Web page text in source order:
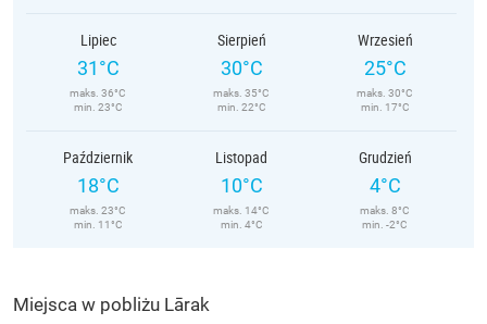
Lipiec
31°C
maks. 36°C
min. 23°C
Sierpień
30°C
maks. 35°C
min. 22°C
Wrzesień
25°C
maks. 30°C
min. 17°C
Październik
18°C
maks. 23°C
min. 11°C
Listopad
10°C
maks. 14°C
min. 4°C
Grudzień
4°C
maks. 8°C
min. -2°C
Miejsca w pobliżu Lārak